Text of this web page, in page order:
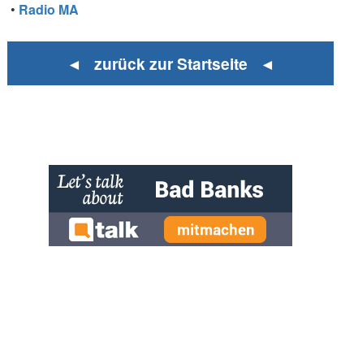
• Radio MA
◄ zurück zur Startseite ◄